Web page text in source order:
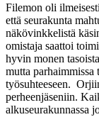
Filemon oli
että seurakunta
näkövinkkelistä
omistaja saattoi
hyvin monen
mutta parhaimmissa
työsuhteeseen.
perheenjäseniin.
alkuseurakunnassa